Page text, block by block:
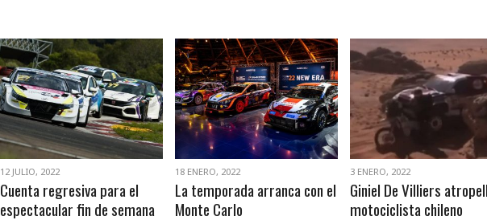
VER NOTA
12 JULIO, 2022
Cuenta regresiva para el
espectacular fin de semana
VER NOTA
18 ENERO, 2022
La temporada arranca con el
Monte Carlo
VER NOTA
3 ENERO, 2022
Giniel De Villiers
motociclista chileno